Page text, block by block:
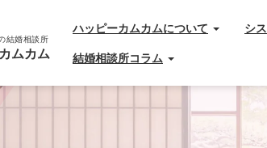
ハッピーカムカムについて シ
結婚相談所コラム